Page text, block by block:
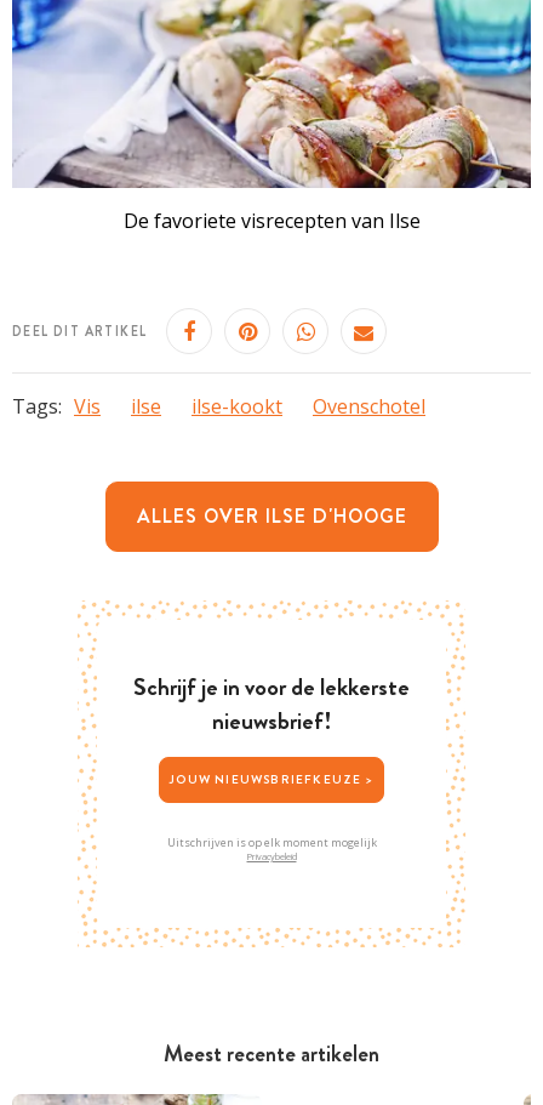
Meest recente artikelen
De favoriete visrecepten van Ilse
DEEL DIT ARTIKEL
Tags: Vis ilse ilse-kookt Ovenschotel
ALLES OVER ILSE D'HOOGE
Schrijf je in voor de lekkerste
nieuwsbrief!
JOUW NIEUWSBRIEFKEUZE >
Uitschrijven is op elk moment mogelijk
Privacybeleid